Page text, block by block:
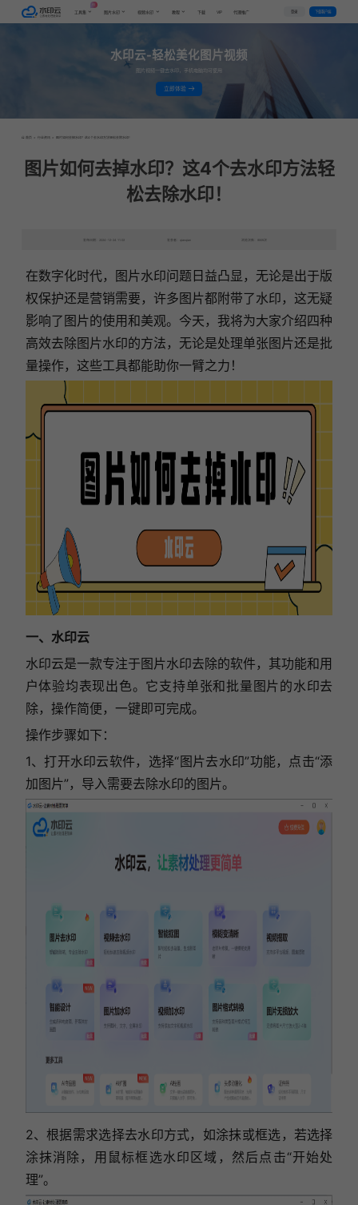
工具集
AI
图片水印 视频水印 教程 下载 VIP 代理推广 登录 下载客户端
水印云-轻松美化图片视频
图片视频一键去水印，手机电脑均可使用
立即体验
首页 > 行业资讯 > 图片如何去掉水印？这4个去水印方法轻松去除水印！
图片如何去掉水印？这4个去水印方法轻
松去除水印！
发布日期：2024-12-24 11:02 发表者：qianqian 浏览次数：8505次
在数字化时代，图片水印问题日益凸显，无论是出于版
权保护还是营销需要，许多图片都附带了水印，这无疑
影响了图片的使用和美观。今天，我将为大家介绍四种
高效去除图片水印的方法，无论是处理单张图片还是批
量操作，这些工具都能助你一臂之力！
一、水印云
水印云是一款专注于图片水印去除的软件，其功能和用
户体验均表现出色。它支持单张和批量图片的水印去
除，操作简便，一键即可完成。
操作步骤如下：
1、打开水印云软件，选择“图片去水印”功能，点击“添
加图片”，导入需要去除水印的图片。
2、根据需求选择去水印方式，如涂抹或框选， 若选择
涂抹消除，用鼠标框选水印区域，然后点击“开始处
理”。